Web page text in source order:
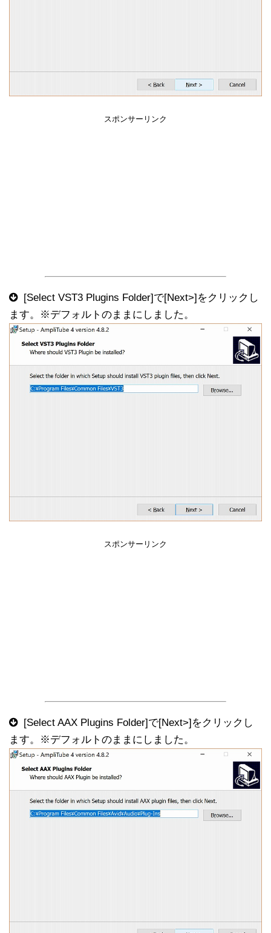
スポンサーリンク
[Select VST3 Plugins Folder]で[Next>]をクリックし
ます。※デフォルトのままにしました。
スポンサーリンク
[Select AAX Plugins Folder]で[Next>]をクリックし
ます。※デフォルトのままにしました。